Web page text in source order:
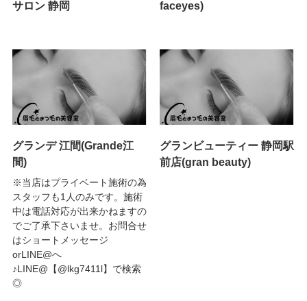
サロン 静岡
faceyes)
グランデ 江間(Grande江
間)
※当店はプライベート施術の為
スタッフも1人のみです。施術
中は電話対応が出来かねますの
でご了承下さいませ。お問合せ
はショートメッセージ
orLINE@へ
♪LINE@【@lkg7411l】で検索
◎
グランビューティー 静岡駅
前店(gran beauty)